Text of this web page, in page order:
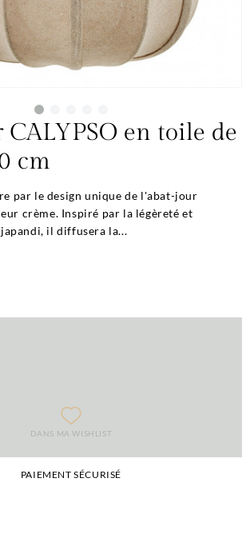
en toile de
cm
par le design unique de l'abat-jour
crème. Inspiré par la légèreté et
il diffusera la...
DANS MA WISHLIST
PAIEMENT SÉCURISÉ